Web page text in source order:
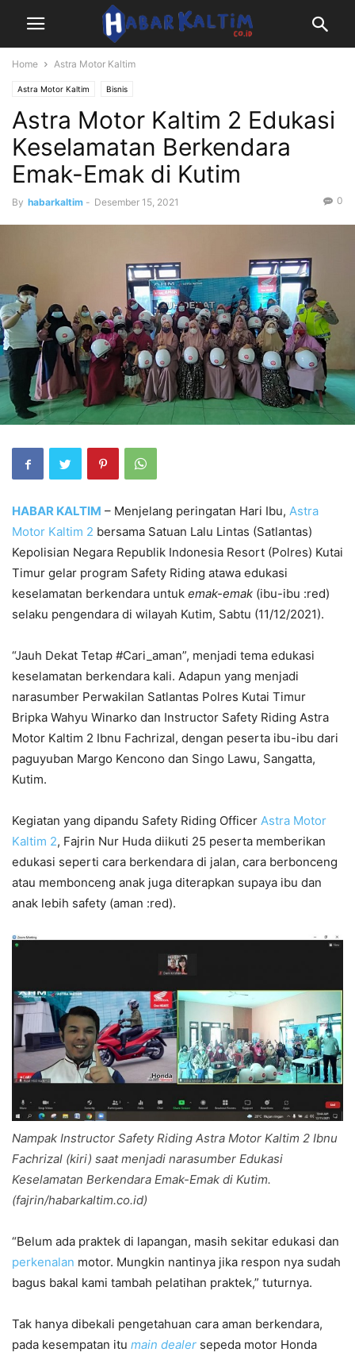
Home Astra Motor Kaltim
Astra Motor Kaltim Bisnis
Astra Motor Kaltim 2 Edukasi
Keselamatan Berkendara
Emak-Emak di Kutim
By habarkaltim - Desember 15, 2021 0
HABAR KALTIM – Menjelang peringatan Hari Ibu, Astra
Motor Kaltim 2 bersama Satuan Lalu Lintas (Satlantas)
Kepolisian Negara Republik Indonesia Resort (Polres) Kutai
Timur gelar program Safety Riding atawa edukasi
keselamatan berkendara untuk emak-emak (ibu-ibu :red)
selaku pengendara di wilayah Kutim, Sabtu (11/12/2021).
“Jauh Dekat Tetap #Cari_aman”, menjadi tema edukasi
keselamatan berkendara kali. Adapun yang menjadi
narasumber Perwakilan Satlantas Polres Kutai Timur
Bripka Wahyu Winarko dan Instructor Safety Riding Astra
Motor Kaltim 2 Ibnu Fachrizal, dengan peserta ibu-ibu dari
paguyuban Margo Kencono dan Singo Lawu, Sangatta,
Kutim.
Kegiatan yang dipandu Safety Riding Officer Astra Motor
Kaltim 2, Fajrin Nur Huda diikuti 25 peserta memberikan
edukasi seperti cara berkendara di jalan, cara berbonceng
atau membonceng anak juga diterapkan supaya ibu dan
anak lebih safety (aman :red).
Nampak Instructor Safety Riding Astra Motor Kaltim 2 Ibnu
Fachrizal (kiri) saat menjadi narasumber Edukasi
Keselamatan Berkendara Emak-Emak di Kutim.
(fajrin/habarkaltim.co.id)
“Belum ada praktek di lapangan, masih sekitar edukasi dan
perkenalan motor. Mungkin nantinya jika respon nya sudah
bagus bakal kami tambah pelatihan praktek,” tuturnya.
Tak hanya dibekali pengetahuan cara aman berkendara,
pada kesempatan itu main dealer sepeda motor Honda